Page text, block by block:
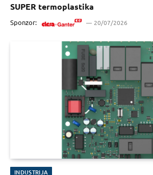
SUPER termoplastika
Sponzor: 20/07/2026
INDUSTRIJA